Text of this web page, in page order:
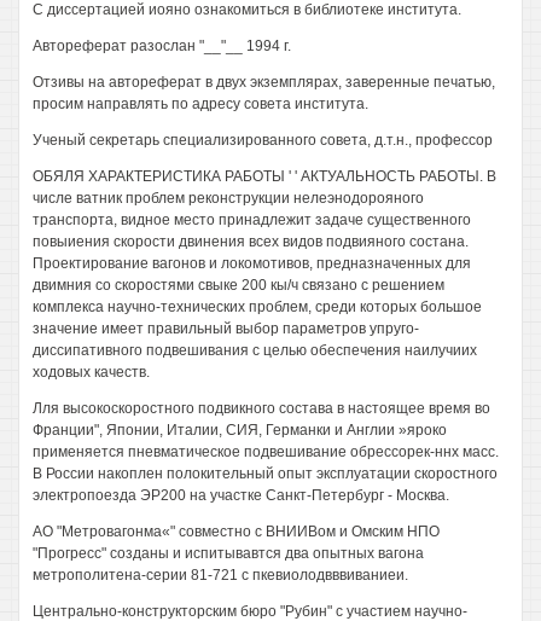
С диссертацией иояно ознакомиться в библиотеке института.
Автореферат разослан "__"__ 1994 г.
Отзивы на автореферат в двух экземплярах, заверенные печатью,
просим направлять по адресу совета института.
Ученый секретарь специализированного совета, д.т.н., профессор
ОБЯЛЯ ХАРАКТЕРИСТИКА РАБОТЫ ' ' АКТУАЛЬНОСТЬ РАБОТЫ. В
числе ватник проблем реконструкции нелеэнодорояного
транспорта, видное место принадлежит задаче существенного
повыиения скорости двинения всех видов подвияного состана.
Проектирование вагонов и локомотивов, предназначенных для
двимния со скоростями свыке 200 кы/ч связано с решением
комплекса научно-технических проблем, среди которых большое
значение имеет правильный выбор параметров упруго-
диссипативного подвешивания с целью обеспечения наилучиих
ходовых качеств.
Лля высокоскоростного подвикного состава в настоящее время во
Франции", Японии, Италии, СИЯ, Германки и Англии »яроко
применяется пневматическое подвешивание обрессорек-ннх масс.
В России накоплен полокительный опыт эксплуатации скоростного
электропоезда ЭР200 на участке Санкт-Петербург - Москва.
АО "Метровагонма«" совместно с ВНИИВом и Омским НПО
"Прогресс" созданы и испитывавтся два опытных вагона
метрополитена-серии 81-721 с пкевиолодвввиваниеи.
Центрально-конструкторским бюро "Рубин" с участием научно-